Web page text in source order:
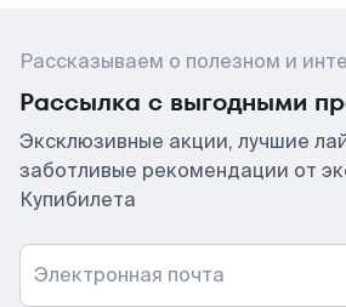
Рассказываем о полезном и
Рассылка с выгодными
Эксклюзивные акции, лучшие
заботливые рекомендации от
Купибилета
Электронная почта